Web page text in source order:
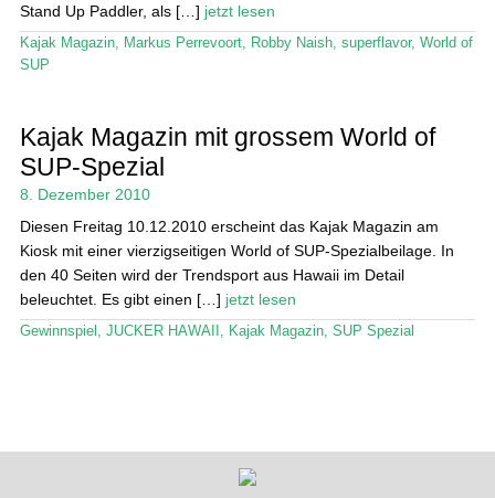
Stand Up Paddler, als […] jetzt lesen
Kajak Magazin, Markus Perrevoort, Robby Naish, superflavor, World of
SUP
Kajak Magazin mit grossem World of
SUP-Spezial
8. Dezember 2010
Diesen Freitag 10.12.2010 erscheint das Kajak Magazin am
Kiosk mit einer vierzigseitigen World of SUP-Spezialbeilage. In
den 40 Seiten wird der Trendsport aus Hawaii im Detail
beleuchtet. Es gibt einen […] jetzt lesen
Gewinnspiel , JUCKER HAWAII , Kajak Magazin, SUP Spezial